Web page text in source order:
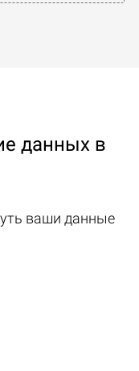
данных в
ваши данные